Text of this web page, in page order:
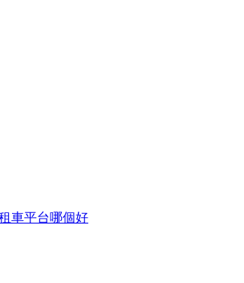
車平台哪個好